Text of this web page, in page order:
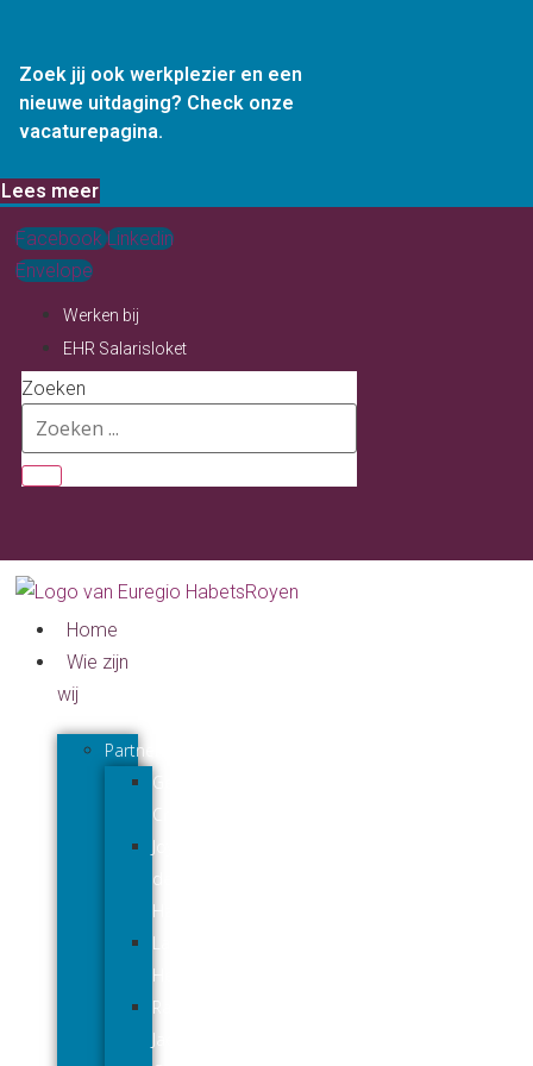
inhoud
Zoek jij ook werkplezier en een
nieuwe uitdaging? Check onze
vacaturepagina.
Lees meer
Facebook Linkedin
Envelope
Werken bij
EHR Salarisloket
Zoeken
Home
Wie zijn
wij
Partners
Gerard
Creuëls
Joyce
den
Harder
Lars
Hendriks
Raymond
Jaeqx